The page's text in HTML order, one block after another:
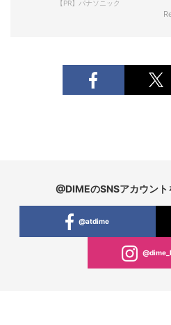
【PR】パナソニック
@DIMEのSNSアカウント
@atdime